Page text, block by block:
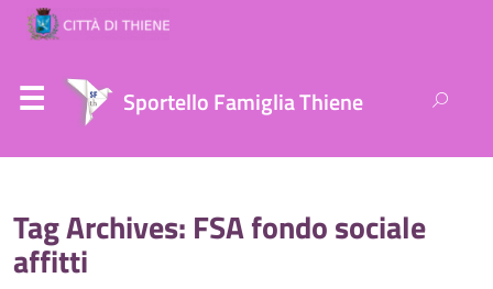
Sportello Famiglia Thiene
per:
Tag Archives: FSA fondo sociale
affitti